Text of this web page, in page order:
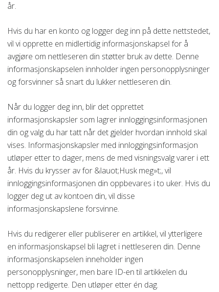
år.
Hvis du har en konto og logger deg inn på dette nettstedet,
vil vi opprette en midlertidig informasjonskapsel for å
avgjøre om nettleseren din støtter bruk av dette. Denne
informasjonskapselen innholder ingen personopplysninger
og forsvinner så snart du lukker nettleseren din.
Når du logger deg inn, blir det opprettet
informasjonskapsler som lagrer innloggingsinformasjonen
din og valg du har tatt når det gjelder hvordan innhold skal
vises. Informasjonskapsler med innloggingsinformasjon
utløper etter to dager, mens de med visningsvalg varer i ett
år. Hvis du krysser av for &lauot;Husk meg»t;, vil
innloggingsinformasjonen din oppbevares i to uker. Hvis du
logger deg ut av kontoen din, vil disse
informasjonskapslene forsvinne.
Hvis du redigerer eller publiserer en artikkel, vil ytterligere
en informasjonskapsel bli lagret i nettleseren din. Denne
informasjonskapselen inneholder ingen
personopplysninger, men bare ID-en til artikkelen du
nettopp redigerte. Den utløper etter én dag.